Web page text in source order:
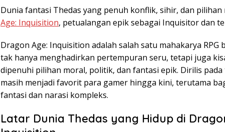
Dunia fantasi Thedas yang penuh konflik, sihir, dan pilihan
Age: Inquisition, petualangan epik sebagai Inquisitor dan
Dragon Age: Inquisition adalah salah satu mahakarya RPG
tak hanya menghadirkan pertempuran seru, tetapi juga
dipenuhi pilihan moral, politik, dan fantasi epik. Dirilis pada
masih menjadi favorit para gamer hingga kini, terutama
fantasi dan narasi kompleks.
Latar Dunia Thedas yang Hidup di